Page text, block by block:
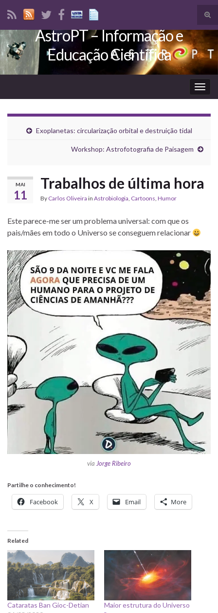
Search for:
AstroPT – Informação e
Educação Científica
Exoplanetas: circularização orbital e destruição tidal
Workshop: Astrofotografia de Paisagem
MAI
11
Trabalhos de última hora
By Carlos Oliveira in Astrobiologia, Cartoons, Humor
Este parece-me ser um problema universal: com que os
pais/mães em todo o Universo se conseguem relacionar
via Jorge Ribeiro
Partilhe o conhecimento!
Facebook X Email More
Related
Cataratas Ban Gioc-Detian
Maior estrutura do Universo